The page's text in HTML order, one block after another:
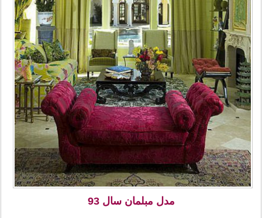
مدل مبلمان سال 93